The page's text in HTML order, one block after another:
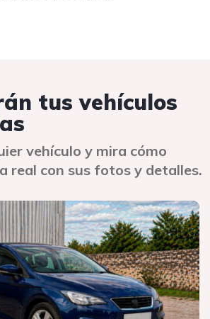
tus vehículos
vehículo y mira cómo
real con sus fotos y detalles.